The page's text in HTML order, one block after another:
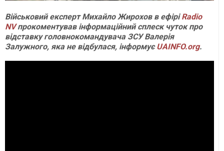
Військовий експерт Михайло Жирохов в ефіріRadio
NVпрокоментував інформаційний сплеск чуток про
відставку головнокомандувача ЗСУ Валерія
Залужного, яка не відбулася, інформуєUAINFO.org.